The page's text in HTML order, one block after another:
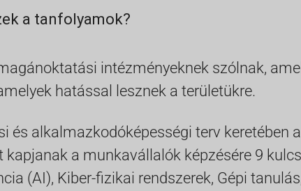
a tanfolyamok?
intézményeknek szólnak,
hatással lesznek a területükre.
és alkalmazkodóképességi terv keretében
a munkavállalók képzésére 9
(AI), Kiber-fizikai rendszerek, Gépi